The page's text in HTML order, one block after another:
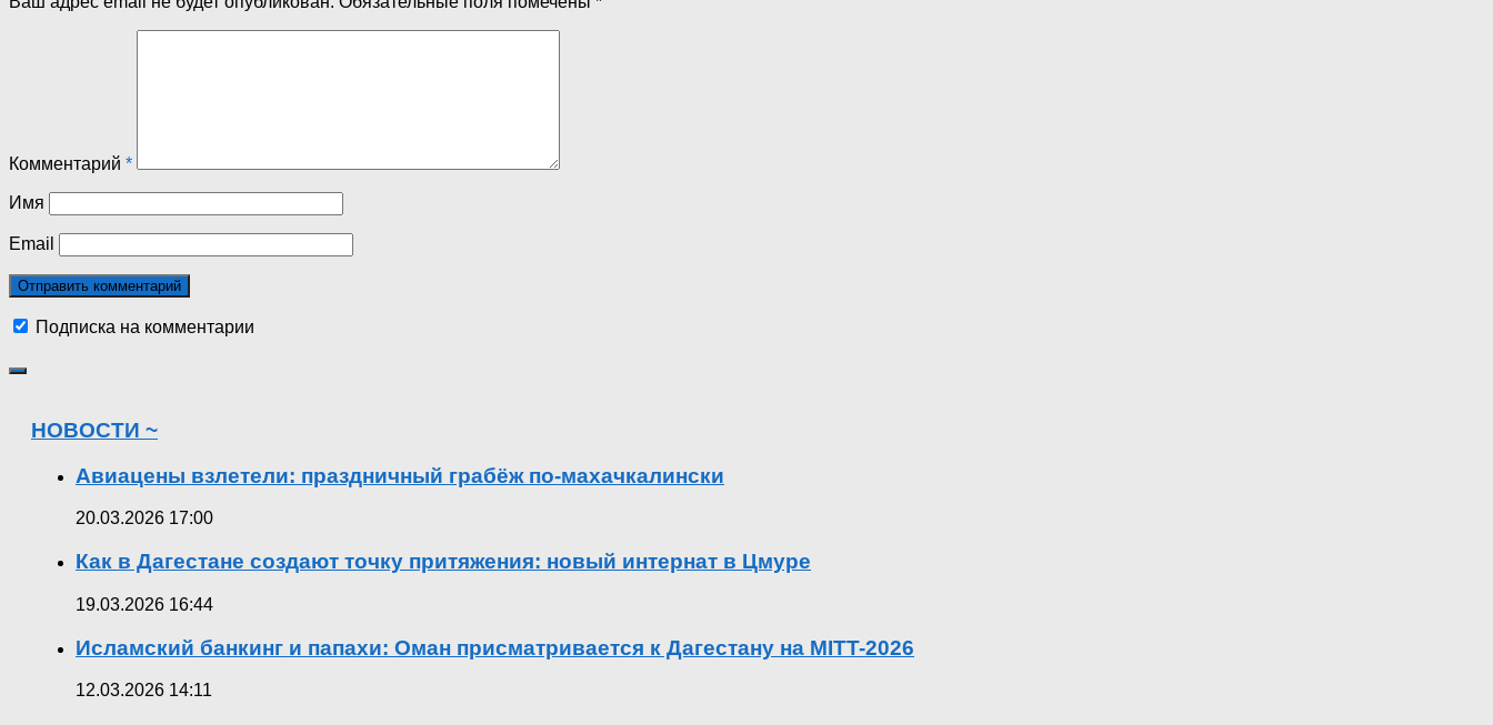
Комментарий *
Имя
Email
Подписка на комментарии
НОВОСТИ ~
Авиацены взлетели: праздничный грабёж по-махачкалински
20.03.2026 17:00
Как в Дагестане создают точку притяжения: новый интернат в Цмуре
19.03.2026 16:44
Исламский банкинг и папахи: Оман присматривается к Дагестану на MITT-2026
12.03.2026 14:11